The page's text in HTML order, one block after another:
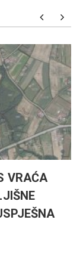
VRAĆA